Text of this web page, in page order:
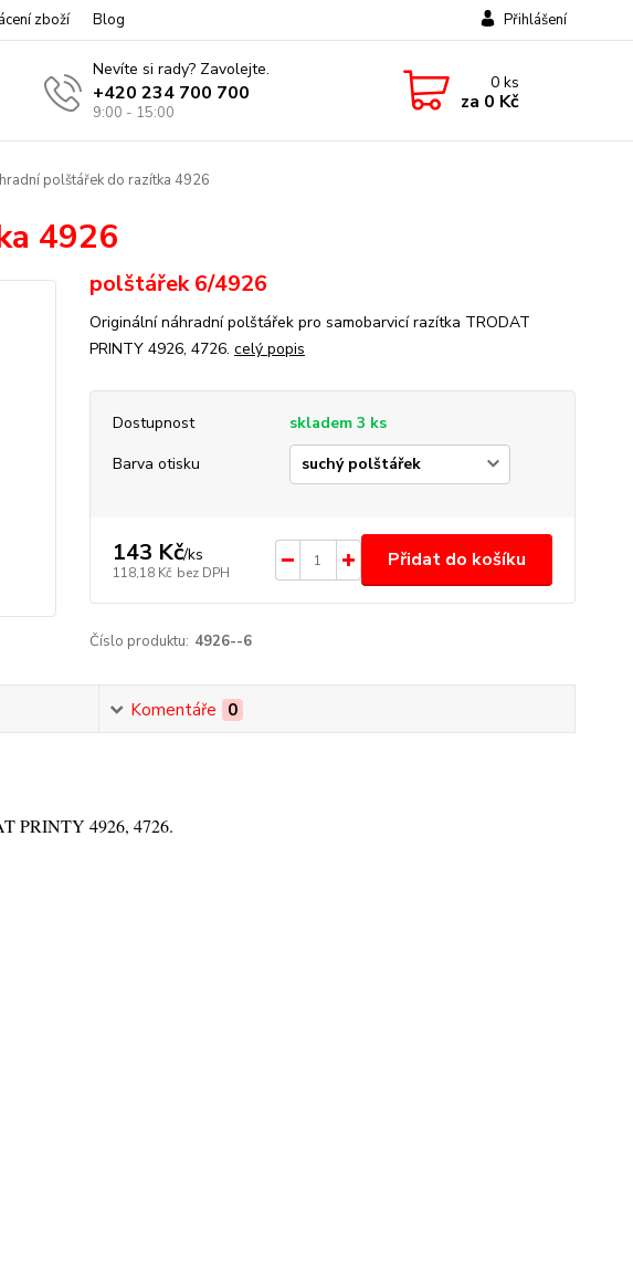
zboží Blog Přihlášení
Nevíte si rady? Zavolejte.
+420 234 700 700
9:00 - 15:00
0ks
za 0 Kč
polštářek do razítka 4926
4926
polštářek 6/4926
Originální náhradní polštářek pro samobarvicí razítka TRODAT
PRINTY 4926, 4726. celý popis
Dostupnost
skladem 3 ks
Barva otisku
143 Kč/ks
118,18 Kč bez DPH
Přidat do košíku
Číslo produktu: 4926--6
Komentáře 0
PRINTY 4926, 4726.